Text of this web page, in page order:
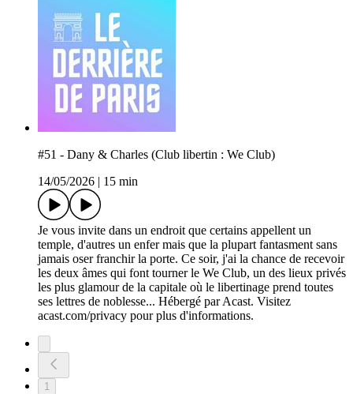
#51 - Dany & Charles (Club libertin : We Club)
14/05/2026
15 min
Je vous invite dans un endroit que certains appellent un
temple, d'autres un enfer mais que la plupart fantasment sans
jamais oser franchir la porte. Ce soir, j'ai la chance de recevoir
les deux âmes qui font tourner le We Club, un des lieux privés
les plus glamour de la capitale où le libertinage prend toutes
ses lettres de noblesse... Hébergé par Acast. Visitez
acast.com/privacy pour plus d'informations.
1